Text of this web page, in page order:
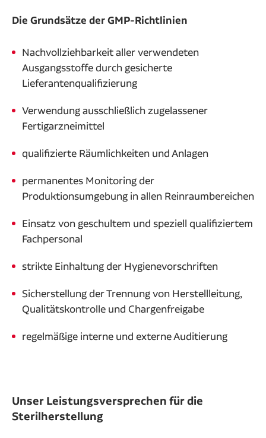
Die Grundsätze der GMP-Richtlinien
Nachvollziehbarkeit aller verwendeten
Ausgangsstoffe durch gesicherte
Lieferantenqualifizierung
Verwendung ausschließlich zugelassener
Fertigarzneimittel
qualifizierte Räumlichkeiten und Anlagen
permanentes Monitoring der
Produktionsumgebung in allen Reinraumbereichen
Einsatz von geschultem und speziell qualifiziertem
Fachpersonal
strikte Einhaltung der Hygienevorschriften
Sicherstellung der Trennung von Herstellleitung,
Qualitätskontrolle und Chargenfreigabe
regelmäßige interne und externe Auditierung
Unser Leistungsversprechen für die
Sterilherstellung